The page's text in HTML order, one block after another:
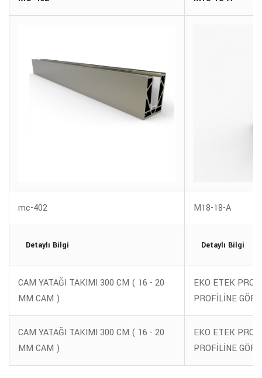
mc-402 M18-18-A
Detaylı Bilgi Detaylı Bilgi
CAM YATAĞI TAKIMI 300 CM ( 16 - 20
MM CAM )
EKO ETEK
PROFİLİNE
CAM YATAĞI TAKIMI 300 CM ( 16 - 20
MM CAM )
EKO ETEK
PROFİLİNE